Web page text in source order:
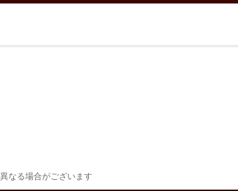
なる場合がございます